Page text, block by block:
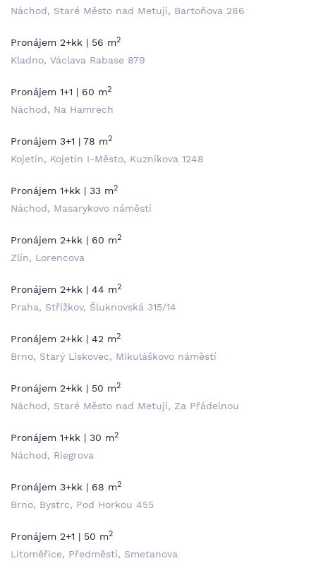
Náchod, Staré Město nad Metují, Bartoňova 286
Pronájem 2+kk | 56 m2
Kladno, Václava Rabase 879
Pronájem 1+1 | 60 m2
Náchod, Na Hamrech
Pronájem 3+1 | 78 m2
Kojetín, Kojetín I-Město, Kuzníkova 1248
Pronájem 1+kk | 33 m2
Náchod, Masarykovo náměstí
Pronájem 2+kk | 60 m2
Zlín, Lorencova
Pronájem 2+kk | 44 m2
Praha, Střížkov, Šluknovská 315/14
Pronájem 2+kk | 42 m2
Brno, Starý Lískovec, Mikuláškovo náměstí
Pronájem 2+kk | 50 m2
Náchod, Staré Město nad Metují, Za Přádelnou
Pronájem 1+kk | 30 m2
Náchod, Riegrova
Pronájem 3+kk | 68 m2
Brno, Bystrc, Pod Horkou 455
Pronájem 2+1 | 50 m2
Litoměřice, Předměstí, Smetanova